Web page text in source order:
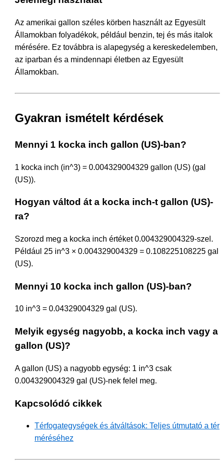
Az amerikai gallon széles körben használt az Egyesült
Államokban folyadékok, például benzin, tej és más italok
mérésére. Ez továbbra is alapegység a kereskedelemben,
az iparban és a mindennapi életben az Egyesült
Államokban.
Gyakran ismételt kérdések
Mennyi 1 kocka inch gallon (US)-ban?
1 kocka inch (in^3) = 0.004329004329 gallon (US) (gal
(US)).
Hogyan váltod át a kocka inch-t gallon (US)-
ra?
Szorozd meg a kocka inch értéket 0.004329004329-szel.
Például 25 in^3 × 0.004329004329 = 0.108225108225 gal
(US).
Mennyi 10 kocka inch gallon (US)-ban?
10 in^3 = 0.04329004329 gal (US).
Melyik egység nagyobb, a kocka inch vagy a
gallon (US)?
A gallon (US) a nagyobb egység: 1 in^3 csak
0.004329004329 gal (US)-nek felel meg.
Kapcsolódó cikkek
Térfogategységek és átváltások: Teljes útmutató a tér
méréséhez